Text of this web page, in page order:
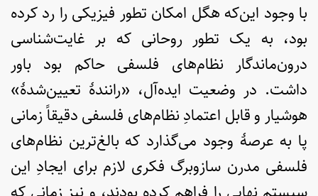
با وجود این‌که هگل امکان تطور فیزیکی را رد کرده
بود، به یک تطور روحانی که بر غایت‌شناسی
درون‌ماندگار نظام‌های فلسفی حاکم بود باور
داشت. در وضعیت ایده‌آل، «رانندۀ تعیین‌شدۀ»
هوشیار و قابل اعتمادِ نظام‌های فلسفی دقیقاً زمانی
پا به عرصۀ وجود می‌گذارد که بالغ‌ترین نظام‌های
فلسفی مدرن سازوبرگ فکری لازم برای ایجادِ این